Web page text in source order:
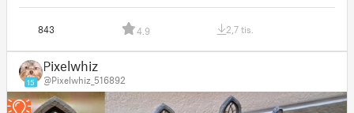
843 4.9 2,7 tis.
15
Pixelwhiz
@Pixelwhiz_516892